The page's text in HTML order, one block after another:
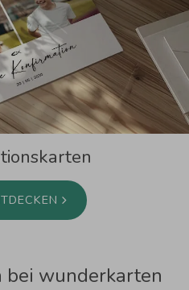
bei wunderkarten